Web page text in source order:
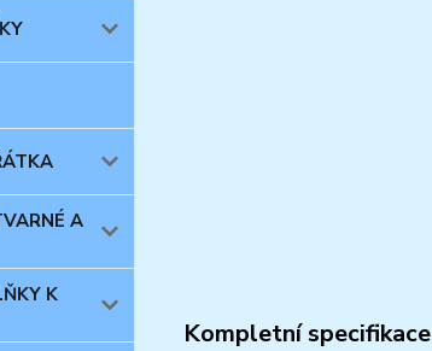
A
K
Kompletní specifikace